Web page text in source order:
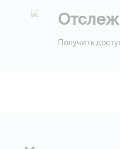
Получить